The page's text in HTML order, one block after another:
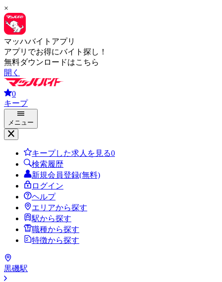
×
マッハバイトアプリ
アプリでお得にバイト探し！
無料ダウンロードはこちら
開く
0
キープ
メニュー
キープした求人を見る0
検索履歴
新規会員登録(無料)
ログイン
ヘルプ
エリアから探す
駅から探す
職種から探す
特徴から探す
黒磯駅